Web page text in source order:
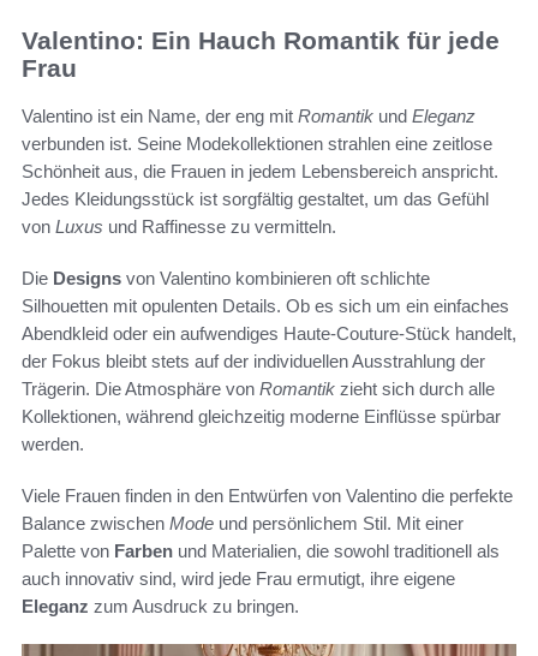
Valentino: Ein Hauch Romantik für jede
Frau
Valentino ist ein Name, der eng mit Romantik und Eleganz
verbunden ist. Seine Modekollektionen strahlen eine zeitlose
Schönheit aus, die Frauen in jedem Lebensbereich anspricht.
Jedes Kleidungsstück ist sorgfältig gestaltet, um das Gefühl
von Luxus und Raffinesse zu vermitteln.
Die Designs von Valentino kombinieren oft schlichte
Silhouetten mit opulenten Details. Ob es sich um ein einfaches
Abendkleid oder ein aufwendiges Haute-Couture-Stück handelt,
der Fokus bleibt stets auf der individuellen Ausstrahlung der
Trägerin. Die Atmosphäre von Romantik zieht sich durch alle
Kollektionen, während gleichzeitig moderne Einflüsse spürbar
werden.
Viele Frauen finden in den Entwürfen von Valentino die perfekte
Balance zwischen Mode und persönlichem Stil. Mit einer
Palette von Farben und Materialien, die sowohl traditionell als
auch innovativ sind, wird jede Frau ermutigt, ihre eigene
Eleganz zum Ausdruck zu bringen.